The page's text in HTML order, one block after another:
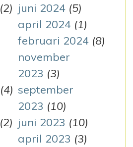
(2) juni 2024 (5)
april 2024 (1)
februari 2024 (8)
november
2023 (3)
(4) september
2023 (10)
(2) juni 2023 (10)
april 2023 (3)